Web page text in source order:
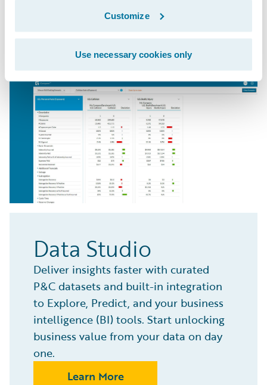
Customize
Use necessary cookies only
excelência, bem como oportunidades
de melhoria.
Data Studio
Deliver insights faster with curated
P&C datasets and built-in integration
to Explore, Predict, and your business
intelligence (BI) tools. Start unlocking
business value from your data on day
one.
Learn More